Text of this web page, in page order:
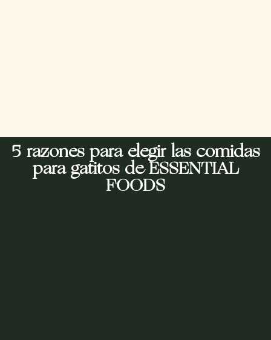
5 razones para elegir las comidas
para gatitos de ESSENTIAL
FOODS